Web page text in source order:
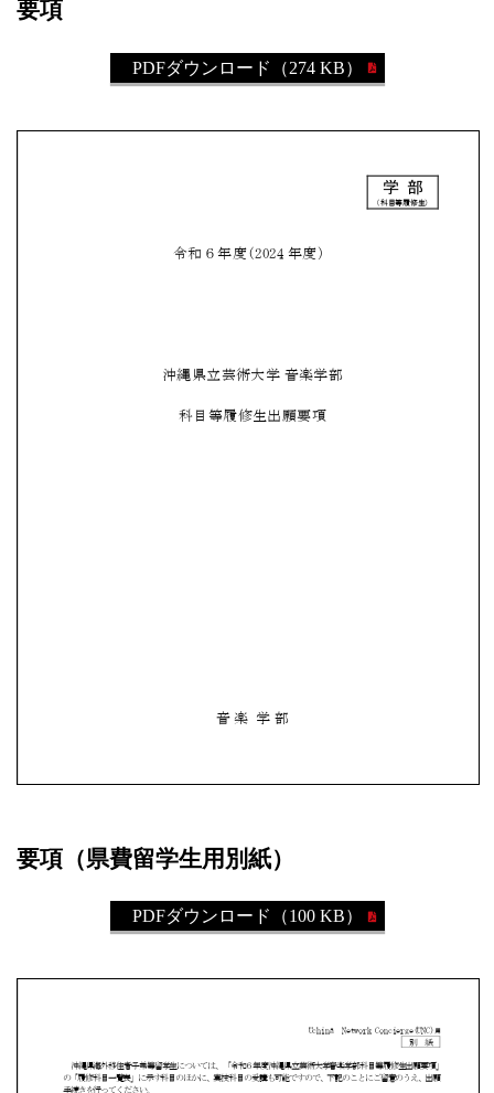
要項
PDFダウンロード（274 KB）
要項（県費留学生用別紙）
PDFダウンロード（100 KB）